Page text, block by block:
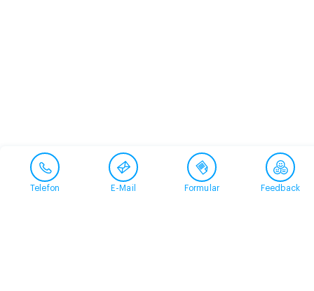
Telefon E-Mail Formular Feedback